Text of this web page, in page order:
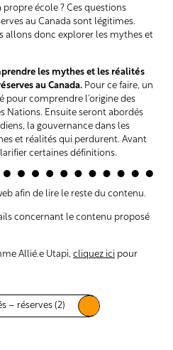
école ? Ces questions
au Canada sont légitimes.
allons donc explorer les mythes et
les mythes et les réalités
au Canada. Pour ce faire, un
pour comprendre l’origine des
Nations. Ensuite seront abordés
la gouvernance dans les
et réalités qui perdurent. Avant
certaines définitions.
afin de lire le reste du contenu.
concernant le contenu proposé
Allié.e Utapi, cliquez ici pour
– réserves (2)